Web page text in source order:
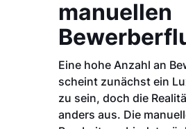
manuellen
Eine hohe Anzahl an
scheint zunächst ein
zu sein, doch die
anders aus. Die